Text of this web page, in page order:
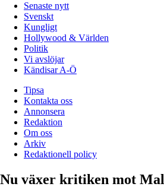
Senaste nytt
Svenskt
Kungligt
Hollywood & Världen
Politik
Vi avslöjar
Kändisar A-Ö
Tipsa
Kontakta oss
Annonsera
Redaktion
Om oss
Arkiv
Redaktionell policy
Nu växer kritiken mot